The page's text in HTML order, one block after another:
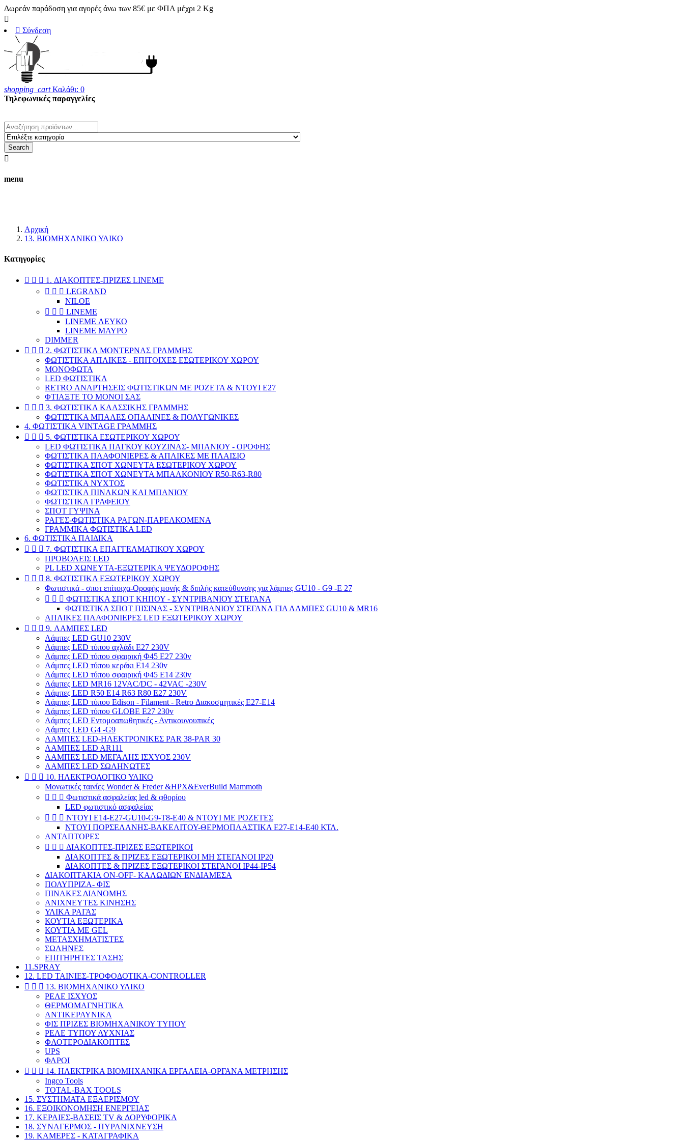
Δωρεάν παράδοση για αγορές άνω των 85€ με ΦΠΑ μέχρι 2 Kg

 Σύνδεση
shopping_cart Καλάθι: 0
Τηλεφωνικές παραγγελίες
Search

menu
Αρχική
13. ΒΙΟΜΗΧΑΝΙΚΟ ΥΛΙΚΟ
Κατηγορίες
   1. ΔΙΑΚΟΠΤΕΣ-ΠΡΙΖΕΣ LINEME
   LEGRAND
NILOE
   LINEME
LINEME ΛΕΥΚΟ
LINEME ΜΑΥΡΟ
DIMMER
   2. ΦΩΤΙΣΤΙΚΑ ΜΟΝΤΕΡΝΑΣ ΓΡΑΜΜΗΣ
ΦΩΤΙΣΤΙΚΑ ΑΠΛΙΚΕΣ - ΕΠΙΤΟΙΧΕΣ ΕΣΩΤΕΡΙΚΟΥ ΧΩΡΟΥ
ΜΟΝΟΦΩΤΑ
LED ΦΩΤΙΣΤΙΚΑ
RETRO ΑΝΑΡΤΗΣΕΙΣ ΦΩΤΙΣΤΙΚΩΝ ΜΕ ΡΟΖΕΤΑ & ΝΤΟΥΙ Ε27
ΦΤΙΑΞΤΕ ΤΟ ΜΟΝΟΙ ΣΑΣ
   3. ΦΩΤΙΣΤΙΚΑ ΚΛΑΣΣΙΚΗΣ ΓΡΑΜΜΗΣ
ΦΩΤΙΣΤΙΚΑ ΜΠΑΛΕΣ ΟΠΑΛΙΝΕΣ & ΠΟΛΥΓΩΝΙΚΕΣ
4. ΦΩΤΙΣΤΙΚΑ VINTAGE ΓΡΑΜΜΗΣ
   5. ΦΩΤΙΣΤΙΚΑ ΕΣΩΤΕΡΙΚΟΥ ΧΩΡΟΥ
LED ΦΩΤΙΣΤΙΚΑ ΠΑΓΚΟΥ ΚΟΥΖΙΝΑΣ- ΜΠΑΝΙΟΥ - ΟΡΟΦΗΣ
ΦΩΤΙΣΤΙΚΑ ΠΛΑΦΟΝΙΕΡΕΣ & ΑΠΛΙΚΕΣ ΜΕ ΠΛΑΙΣΙΟ
ΦΩΤΙΣΤΙΚΑ ΣΠΟΤ ΧΩΝΕΥΤΑ ΕΣΩΤΕΡΙΚΟΥ ΧΩΡΟΥ
ΦΩΤΙΣΤΙΚΑ ΣΠΟΤ ΧΩΝΕΥΤΑ ΜΠΑΛΚΟΝΙΟΥ R50-R63-R80
ΦΩΤΙΣΤΙΚΑ ΝΥΧΤΟΣ
ΦΩΤΙΣΤΙΚΑ ΠΙΝΑΚΩΝ ΚΑΙ ΜΠΑΝΙΟΥ
ΦΩΤΙΣΤΙΚΑ ΓΡΑΦΕΙΟΥ
ΣΠΟΤ ΓΥΨΙΝΑ
ΡΑΓΕΣ-ΦΩΤΙΣΤΙΚΑ ΡΑΓΩΝ-ΠΑΡΕΛΚΟΜΕΝΑ
ΓΡΑΜΜΙΚΑ ΦΩΤΙΣΤΙΚΑ LED
6. ΦΩΤΙΣΤΙΚΑ ΠΑΙΔΙΚΑ
   7. ΦΩΤΙΣΤΙΚΑ ΕΠΑΓΓΕΛΜΑΤΙΚΟΥ ΧΩΡΟΥ
ΠΡΟΒΟΛΕΙΣ LED
PL LED ΧΩΝΕΥΤΑ-ΕΞΩΤΕΡΙΚΑ ΨΕΥΔΟΡΟΦΗΣ
   8. ΦΩΤΙΣΤΙΚΑ ΕΞΩΤΕΡΙΚΟΥ ΧΩΡΟΥ
Φωτιστικά - σποτ επίτοιχα-Οροφής μονής & διπλής κατεύθυνσης για λάμπες GU10 - G9 -E 27
   ΦΩΤΙΣΤΙΚΑ ΣΠΟΤ ΚΗΠΟΥ - ΣΥΝΤΡΙΒΑΝΙΟΥ ΣΤΕΓΑΝΑ
ΦΩΤΙΣΤΙΚΑ ΣΠΟΤ ΠΙΣΙΝΑΣ - ΣΥΝΤΡΙΒΑΝΙΟΥ ΣΤΕΓΑΝΑ ΓΙΑ ΛΑΜΠΕΣ GU10 & MR16
ΑΠΛΙΚΕΣ ΠΛΑΦΟΝΙΕΡΕΣ LED ΕΞΩΤΕΡΙΚΟΥ ΧΩΡΟΥ
   9. ΛΑΜΠΕΣ LED
Λάμπες LED GU10 230V
Λάμπες LED τύπου αχλάδι E27 230V
Λάμπες LED τύπου σφαιρική Φ45 E27 230v
Λάμπες LED τύπου κεράκι E14 230v
Λάμπες LED τύπου σφαιρική Φ45 E14 230v
Λάμπες LED MR16 12VAC/DC - 42VAC -230V
Λάμπες LED R50 Ε14 R63 R80 E27 230V
Λάμπες LED τύπου Edison - Filament - Retro Διακοσμητικές E27-E14
Λάμπες LED τύπου GLOBE E27 230v
Λάμπες LED Εντομοαπωθητικές - Αντικουνουπικές
Λάμπες LED G4 -G9
ΛΑΜΠΕΣ LED-ΗΛΕΚΤΡΟΝΙΚΕΣ PAR 38-PAR 30
ΛΑΜΠΕΣ LED AR111
ΛΑΜΠΕΣ LED ΜΕΓΑΛΗΣ ΙΣΧΥΟΣ 230V
ΛΑΜΠΕΣ LED ΣΩΛΗΝΩΤΕΣ
   10. ΗΛΕΚΤΡΟΛΟΓΙΚΟ ΥΛΙΚΟ
Μονωτικές ταινίες Wonder & Freder &HPX&EverBuild Mammoth
   Φωτιστικά ασφαλείας led & φθορίου
LED φωτιστικό ασφαλείας
   ΝΤΟΥΙ E14-E27-GU10-G9-T8-E40 & ΝΤΟΥΙ ΜΕ ΡΟΖΕΤΕΣ
ΝΤΟΥΙ ΠΟΡΣΕΛΑΝΗΣ-ΒΑΚΕΛΙΤΟΥ-ΘΕΡΜΟΠΛΑΣΤΙΚΑ Ε27-Ε14-Ε40 ΚΤΛ.
ΑΝΤΑΠΤΟΡΕΣ
   ΔΙΑΚΟΠΤΕΣ-ΠΡΙΖΕΣ ΕΞΩΤΕΡΙΚΟΙ
ΔΙΑΚΟΠΤΕΣ & ΠΡΙΖΕΣ ΕΞΩΤΕΡΙΚΟΙ ΜΗ ΣΤΕΓΑΝΟΙ ΙΡ20
ΔΙΑΚΟΠΤΕΣ & ΠΡΙΖΕΣ ΕΞΩΤΕΡΙΚΟΙ ΣΤΕΓΑΝΟΙ ΙΡ44-ΙP54
ΔΙΑΚΟΠΤΑΚΙΑ ON-OFF- ΚΑΛΩΔΙΩΝ ΕΝΔΙΑΜΕΣΑ
ΠΟΛΥΠΡΙΖΑ- ΦΙΣ
ΠΙΝΑΚΕΣ ΔΙΑΝΟΜΗΣ
ΑΝΙΧΝΕΥΤΕΣ ΚΙΝΗΣΗΣ
ΥΛΙΚΑ ΡΑΓΑΣ
ΚΟΥΤΙΑ ΕΞΩΤΕΡΙΚΑ
ΚΟΥΤΙΑ ΜΕ GEL
ΜΕΤΑΣΧΗΜΑΤΙΣΤΕΣ
ΣΩΛΗΝΕΣ
ΕΠΙΤΗΡΗΤΕΣ ΤΑΣΗΣ
11.SPRAY
12. LED ΤΑΙΝΙΕΣ-ΤΡΟΦΟΔΟΤΙΚΑ-CONTROLLER
   13. ΒΙΟΜΗΧΑΝΙΚΟ ΥΛΙΚΟ
ΡΕΛΕ ΙΣΧΥΟΣ
ΘΕΡΜΟΜΑΓΝΗΤΙΚΑ
ΑΝΤΙΚΕΡΑΥΝΙΚΑ
ΦΙΣ ΠΡΙΖΕΣ ΒΙΟΜΗΧΑΝΙΚΟΥ ΤΥΠΟΥ
ΡΕΛΕ ΤΥΠΟΥ ΛΥΧΝΙΑΣ
ΦΛΟΤΕΡΟΔΙΑΚΟΠΤΕΣ
UPS
ΦΑΡΟΙ
   14. ΗΛΕΚΤΡΙΚΑ ΒΙΟΜΗΧΑΝΙΚΑ ΕΡΓΑΛΕΙΑ-ΟΡΓΑΝΑ ΜΕΤΡΗΣΗΣ
Ingco Tools
TOTAL-BAX TOOLS
15. ΣΥΣΤΗΜΑΤΑ ΕΞΑΕΡΙΣΜΟΥ
16. ΕΞΟΙΚΟΝΟΜΗΣΗ ΕΝΕΡΓΕΙΑΣ
17. ΚΕΡΑΙΕΣ-BAΣΕΙΣ TV & ΔΟΡΥΦΟΡΙΚΑ
18. ΣΥΝΑΓΕΡΜΟΣ - ΠΥΡΑΝΙΧΝΕΥΣΗ
19. ΚΑΜΕΡΕΣ - ΚΑΤΑΓΡΑΦΙΚΑ